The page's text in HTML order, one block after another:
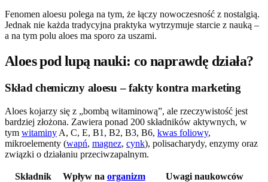
Fenomen aloesu polega na tym, że łączy nowoczesność z nostalgią.
Jednak nie każda tradycyjna praktyka wytrzymuje starcie z nauką –
a na tym polu aloes ma sporo za uszami.
Aloes pod lupą nauki: co naprawdę działa?
Skład chemiczny aloesu – fakty kontra marketing
Aloes kojarzy się z „bombą witaminową”, ale rzeczywistość jest
bardziej złożona. Zawiera ponad 200 składników aktywnych, w
tym witaminy A, C, E, B1, B2, B3, B6, kwas foliowy,
mikroelementy (wapń, magnez, cynk), polisacharydy, enzymy oraz
związki o działaniu przeciwzapalnym.
Składnik Wpływ na organizm Uwagi naukowców